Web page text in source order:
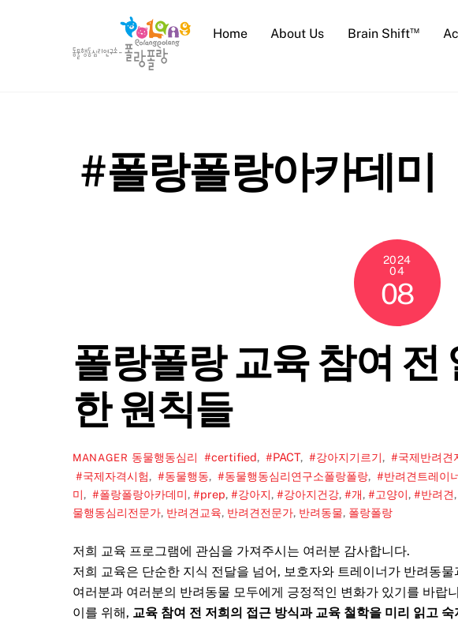
Home About Us Brain Shift™
#폴랑폴랑아카데미
2024
04
08
폴랑폴랑 교육 참여 전
한 원칙들
MANAGER 동물행동심리 #certified, #PACT, #강아지기르기, #국제반려견
#국제자격시험, #동물행동, #동물행동심리연구소폴랑폴랑, #반려견트레이
미, #폴랑폴랑아카데미, #prep, #강아지, #강아지건강, #개, #고양이, #반려견,
물행동심리전문가, 반려견교육, 반려견전문가, 반려동물, 폴랑폴랑
저희 교육 프로그램에 관심을 가져주시는 여러분 감사합니다.
저희 교육은 단순한 지식 전달을 넘어, 보호자와 트레이너가 반려동
여러분과 여러분의 반려동물 모두에게 긍정적인 변화가 있기를 바랍
이를 위해, 교육 참여 전 저희의 접근 방식과 교육 철학을 미리 읽고